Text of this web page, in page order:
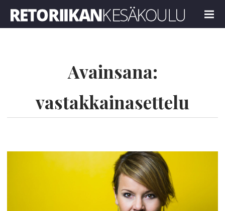
MENU
Avainsana:
vastakkainasettelu